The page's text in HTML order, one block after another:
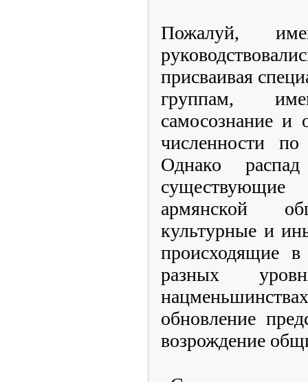
Пожалуй,
присваивая
группам,
самосознание и
численности
Однако
армянской
культурные и
происходящие
разных
обновление
возрождение